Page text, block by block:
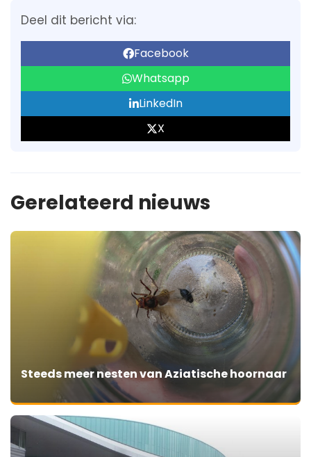
Deel dit bericht via:
Facebook
Whatsapp
LinkedIn
X
Gerelateerd nieuws
Steeds meer nesten van Aziatische hoornaar